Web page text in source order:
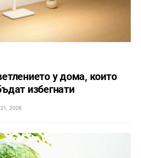
у дома, които
избегнати
2026